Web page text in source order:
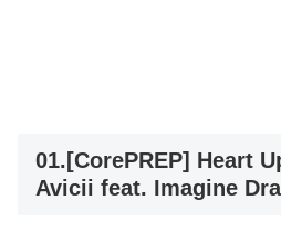
01.[CorePREP] Heart
Avicii feat. Imagine